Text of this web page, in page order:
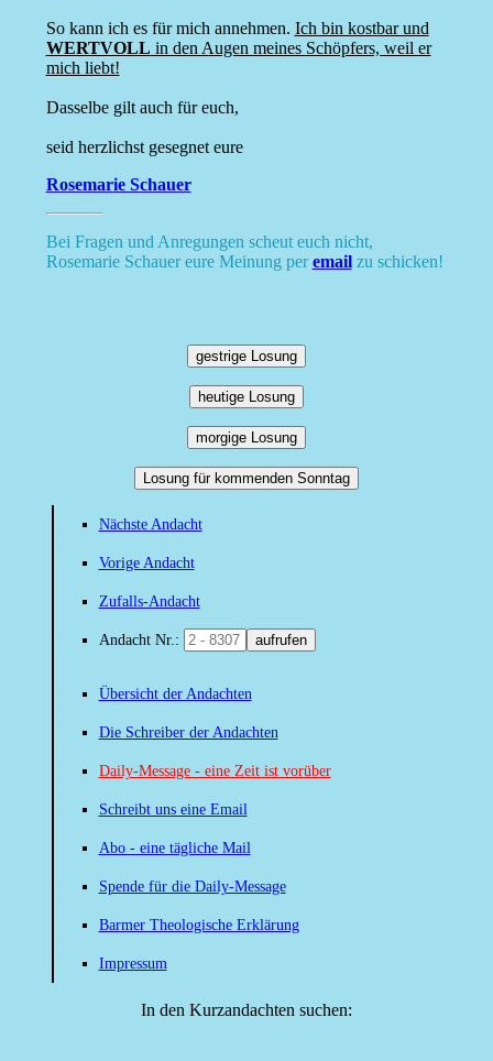
So kann ich es für mich annehmen. Ich bin kostbar und
WERTVOLL in den Augen meines Schöpfers, weil er
mich liebt!
Dasselbe gilt auch für euch,
seid herzlichst gesegnet eure
Rosemarie Schauer
Bei Fragen und Anregungen scheut euch nicht,
Rosemarie Schauer eure Meinung peremailzu schicken!
gestrige Losung
heutige Losung
morgige Losung
Losung für kommenden Sonntag
Nächste Andacht
Vorige Andacht
Zufalls-Andacht
Andacht Nr.: aufrufen
Übersicht der Andachten
Die Schreiber der Andachten
Daily-Message - eine Zeit ist vorüber
Schreibt uns eine Email
Abo - eine tägliche Mail
Spende für die Daily-Message
Barmer Theologische Erklärung
Impressum
In den Kurzandachten suchen: